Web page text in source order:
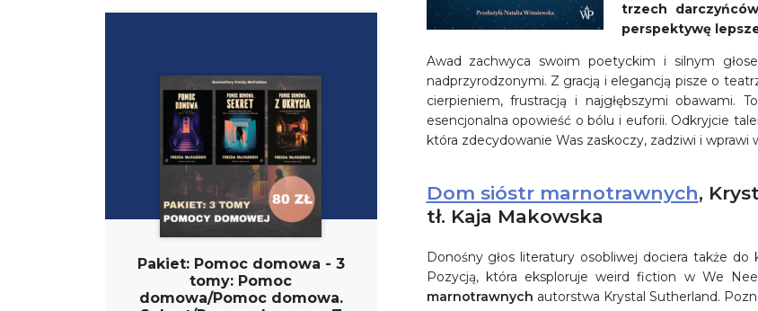
Pakiet: Pomoc domowa - 3
tomy: Pomoc
domowa/Pomoc domowa.
trzech
perspektywę
Awad zachwyca swoim poetyckim i silnym
nadprzyrodzonymi. Z gracją i elegancją pisze o
cierpieniem, frustracją i najgłębszymi obawami.
esencjonalna opowieść o bólu i euforii. Odkryjcie
która zdecydowanie Was zaskoczy, zadziwi i wprawi
Dom sióstr marnotrawnych,
tł. Kaja Makowska
Donośny głos literatury osobliwej dociera także do
Pozycją, która eksploruje weird fiction w We
marnotrawnych autorstwa Krystal Sutherland.